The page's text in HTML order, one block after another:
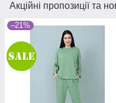
Акційні пропозиції та
–21%